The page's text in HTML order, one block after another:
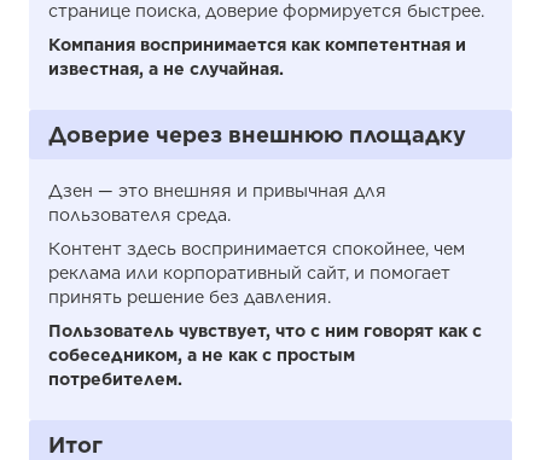
странице поиска, доверие формируется быстрее.
Компания воспринимается как компетентная и
известная, а не случайная.
Доверие через внешнюю площадку
Дзен — это внешняя и привычная для
пользователя среда.
Контент здесь воспринимается спокойнее, чем
реклама или корпоративный сайт, и помогает
принять решение без давления.
Пользователь чувствует, что с ним говорят как с
собеседником, а не как с простым
потребителем.
Итог